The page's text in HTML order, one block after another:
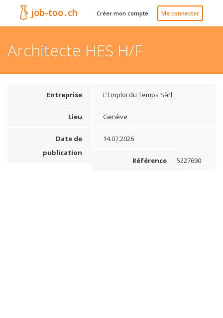
job-too.ch Créer mon compte Me connecter
Architecte HES H/F
Entreprise L'Emploi du Temps Sàrl
Lieu Genève
Date de
publication
14.07.2026
Référence 5227690